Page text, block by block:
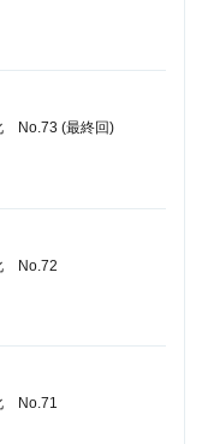
No.73 (最終回)
No.72
No.71